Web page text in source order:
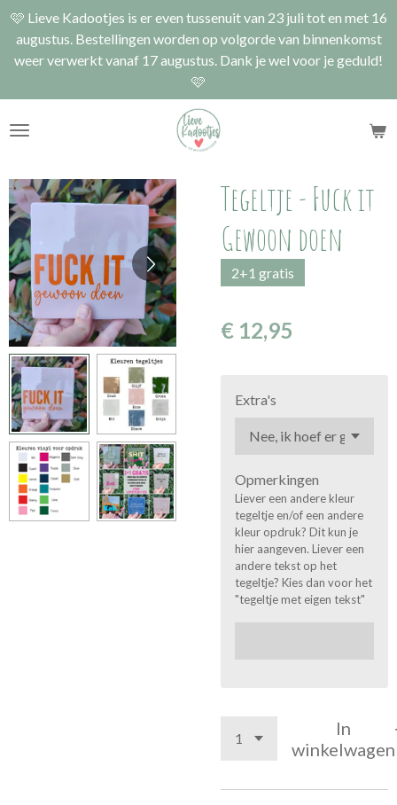
Ga
direct
naar
hoofdinhoud
🩷 Lieve Kadootjes is er even tussenuit van 23 juli tot en met 16
augustus. Bestellingen worden op volgorde van binnenkomst
weer verwerkt vanaf 17 augustus. Dank je wel voor je geduld!
🩷
Tegeltje - Fuck it
Gewoon doen
2+1 gratis
€ 12,95
Extra's
Opmerkingen
Liever een andere kleur
tegeltje en/of een andere
kleur opdruk? Dit kun je
hier aangeven. Liever een
andere tekst op het
tegeltje? Kies dan voor het
"tegeltje met eigen tekst"
In
winkelwagen